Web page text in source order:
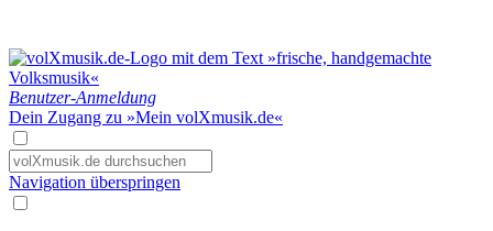
Benutzer-Anmeldung
Dein Zugang zu »Mein volXmusik.de«
Navigation überspringen